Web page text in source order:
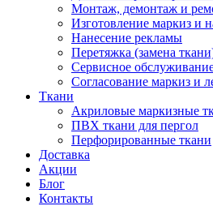
Монтаж, демонтаж и
Изготовление маркиз и
Нанесение рекламы
Перетяжка (замена
Сервисное
Согласование маркиз и
Ткани
Акриловые маркизные
ПВХ ткани для пергол
Перфорированные ткани
Доставка
Акции
Блог
Контакты